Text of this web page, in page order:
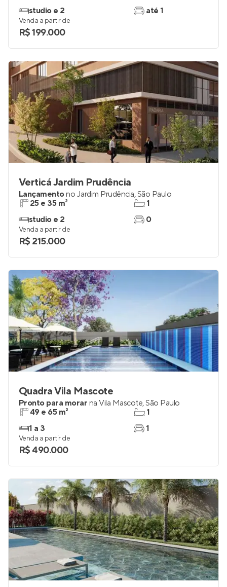
studio e 2
até 1
Venda a partir de
R$ 199.000
Verticá Jardim Prudência
Lançamentono Jardim Prudência,São Paulo
25 e 35 m²
studio e 2
1
0
Venda a partir de
R$ 215.000
Quadra Vila Mascote
Pronto para morar na Vila Mascote,São Paulo
49 e 65 m²
1 a 3
1
1
Venda a partir de
R$ 490.000